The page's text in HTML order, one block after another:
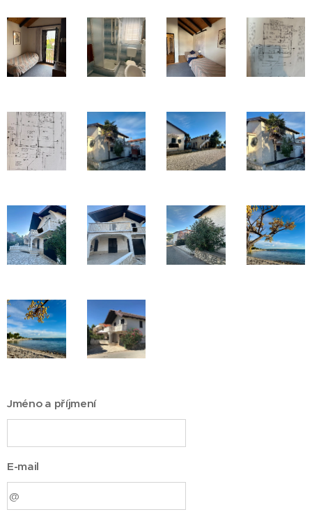
Jméno a příjmení
E-mail